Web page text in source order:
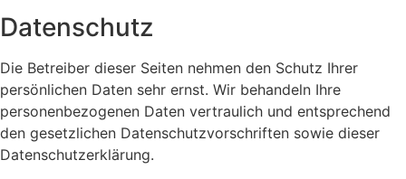
Datenschutz
Die Betreiber dieser Seiten nehmen den Schutz Ihrer
persönlichen Daten sehr ernst. Wir behandeln Ihre
personenbezogenen Daten vertraulich und entsprechend
den gesetzlichen Datenschutzvorschriften sowie dieser
Datenschutzerklärung.